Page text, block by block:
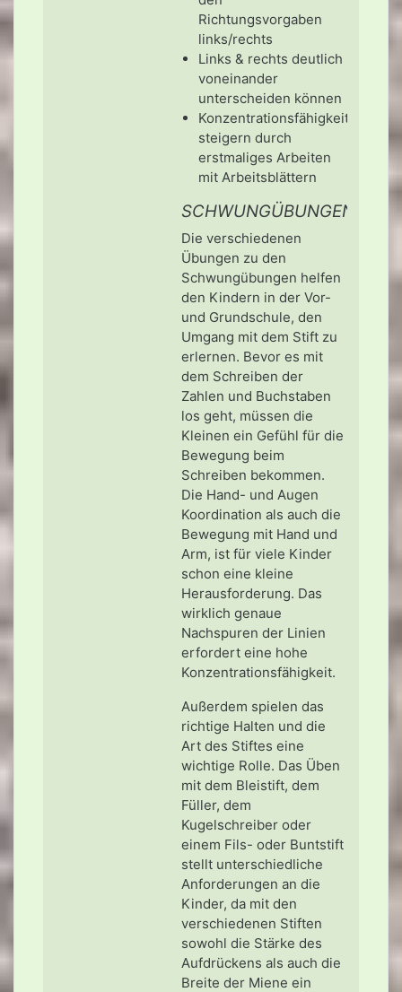
Richtungsvorgaben
links/rechts
Links & rechts deutlich
voneinander
unterscheiden können
Konzentrationsfähigkeit
steigern durch
erstmaliges Arbeiten
mit Arbeitsblättern
SCHWUNGÜBUNGEN
Die verschiedenen
Übungen zu den
Schwungübungen helfen
den Kindern in der Vor-
und Grundschule, den
Umgang mit dem Stift zu
erlernen. Bevor es mit
dem Schreiben der
Zahlen und Buchstaben
los geht, müssen die
Kleinen ein Gefühl für die
Bewegung beim
Schreiben bekommen.
Die Hand- und Augen
Koordination als auch die
Bewegung mit Hand und
Arm, ist für viele Kinder
schon eine kleine
Herausforderung. Das
wirklich genaue
Nachspuren der Linien
erfordert eine hohe
Konzentrationsfähigkeit.
Außerdem spielen das
richtige Halten und die
Art des Stiftes eine
wichtige Rolle. Das Üben
mit dem Bleistift, dem
Füller, dem
Kugelschreiber oder
einem Fils- oder Buntstift
stellt unterschiedliche
Anforderungen an die
Kinder, da mit den
verschiedenen Stiften
sowohl die Stärke des
Aufdrückens als auch die
Breite der Miene ein